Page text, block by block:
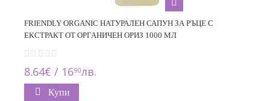
FRIENDLY ORGANIC НАТУРАЛЕН САПУН ЗА РЪЦЕ С
ЕКСТРАКТ ОТ ОРГАНИЧЕН ОРИЗ 1000 МЛ
8.64€ / 1690лв.
Купи